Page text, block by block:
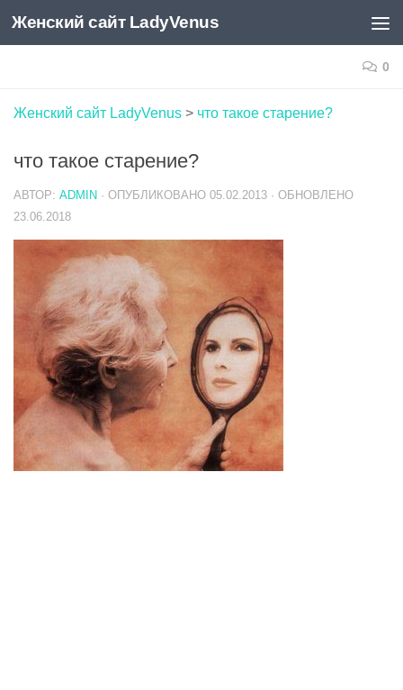
Skip to content
Женский сайт LadyVenus
0
Женский сайт LadyVenus > что такое старение?
что такое старение?
АВТОР: ADMIN · ОПУБЛИКОВАНО 05.02.2013 · ОБНОВЛЕНО
23.06.2018